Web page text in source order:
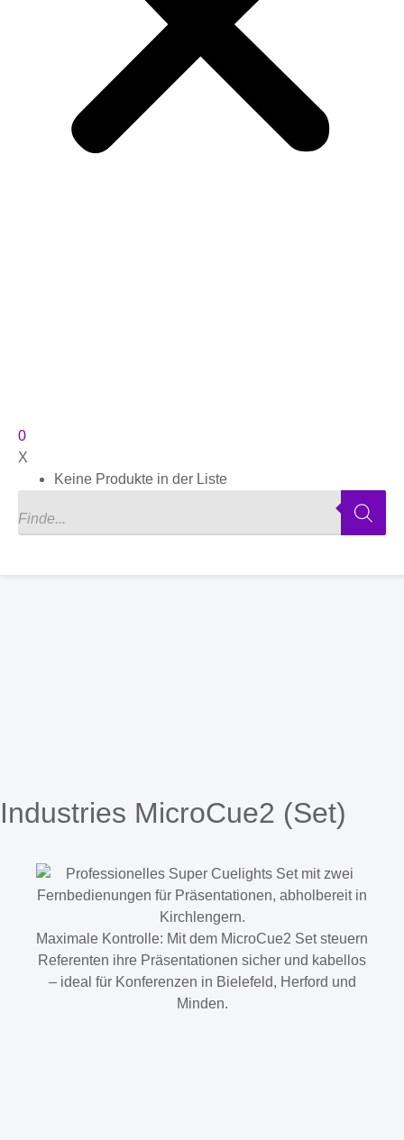
0
X
Keine Produkte in der Liste
Industries MicroCue2 (Set)
Maximale Kontrolle: Mit dem MicroCue2 Set steuern
Referenten ihre Präsentationen sicher und kabellos
– ideal für Konferenzen in Bielefeld, Herford und
Minden.